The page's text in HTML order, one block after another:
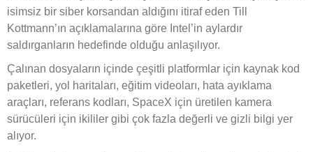
isimsiz bir siber korsandan aldığını itiraf eden Till
Kottmann’ın açıklamalarına göre Intel’in aylardır
saldırganların hedefinde olduğu anlaşılıyor.
Çalınan dosyaların içinde çeşitli platformlar için kaynak kod
paketleri, yol haritaları, eğitim videoları, hata ayıklama
araçları, referans kodları, SpaceX için üretilen kamera
sürücüleri için ikililer gibi çok fazla değerli ve gizli bilgi yer
alıyor.